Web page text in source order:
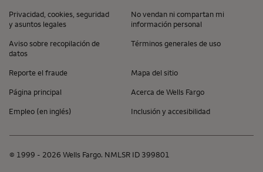
Privacidad, cookies , seguridad
y asuntos legales
No vendan ni compartan mi
información personal
Aviso sobre recopilación de
datos
Términos generales de uso
Reporte el fraude Mapa del sitio
Página principal Acerca deWells Fargo
Empleo (en inglés) Inclusión y accesibilidad
© 1999 - 2026 Wells Fargo. NMLSR ID 399801